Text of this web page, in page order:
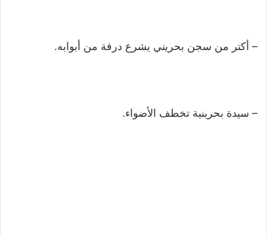
– أكتر من سجن بحريني يشرع درفة من أبوابه.
– سيدة بحرينية تخطف الأضواء.